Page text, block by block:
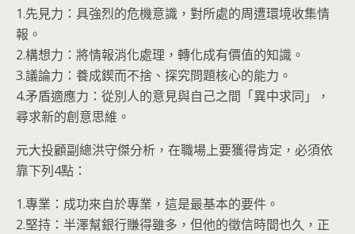
1.先見力：具強烈的危機意識，對所處的周遭環境收集情
報。
2.構想力：將情報消化處理，轉化成有價值的知識。
3.議論力：養成鍥而不捨、探究問題核心的能力。
4.矛盾適應力：從別人的意見與自己之間「異中求同」，
尋求新的創意思維。
元大投顧副總洪守傑分析，在職場上要獲得肯定，必須依
靠下列4點：
1.專業：成功來自於專業，這是最基本的要件。
2.堅持：半澤幫銀行賺得雖多，但他的徵信時間也久，正